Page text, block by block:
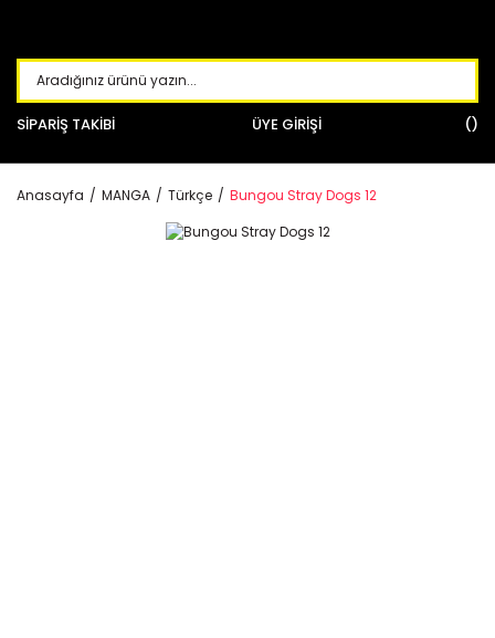
SİPARİŞ TAKİBİ ÜYE GİRİŞİ
Anasayfa MANGA Türkçe Bungou Stray Dogs 12